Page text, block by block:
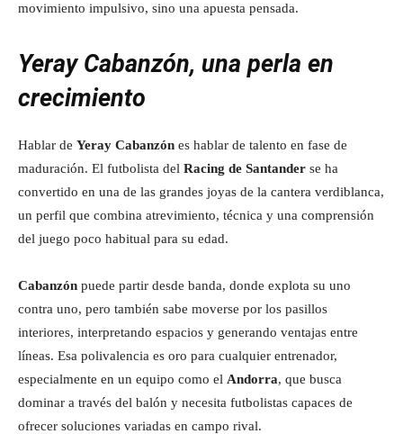
movimiento impulsivo, sino una apuesta pensada.
Yeray Cabanzón, una perla en
crecimiento
Hablar de Yeray Cabanzón es hablar de talento en fase de
maduración. El futbolista del Racing de Santander se ha
convertido en una de las grandes joyas de la cantera verdiblanca,
un perfil que combina atrevimiento, técnica y una comprensión
del juego poco habitual para su edad.
Cabanzón puede partir desde banda, donde explota su uno
contra uno, pero también sabe moverse por los pasillos
interiores, interpretando espacios y generando ventajas entre
líneas. Esa polivalencia es oro para cualquier entrenador,
especialmente en un equipo como el Andorra, que busca
dominar a través del balón y necesita futbolistas capaces de
ofrecer soluciones variadas en campo rival.